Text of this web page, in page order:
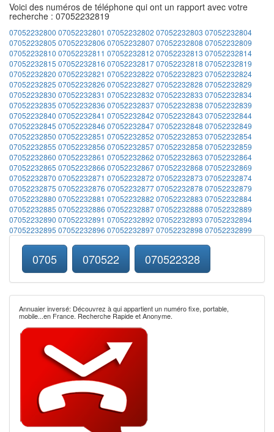
Voici des numéros de téléphone qui ont un rapport avec votre
recherche : 07052232819
07052232800 07052232801 07052232802 07052232803 07052232804
07052232805 07052232806 0705223280707052232808 07052232809
07052232810 07052232811 07052232812 07052232813 07052232814
07052232815 07052232816 0705223281707052232818 07052232819
07052232820 07052232821 07052232822 07052232823 07052232824
07052232825 07052232826 0705223282707052232828 07052232829
07052232830 07052232831 07052232832 07052232833 07052232834
07052232835 07052232836 0705223283707052232838 07052232839
07052232840 07052232841 07052232842 07052232843 07052232844
07052232845 07052232846 0705223284707052232848 07052232849
07052232850 07052232851 07052232852 07052232853 07052232854
07052232855 07052232856 0705223285707052232858 07052232859
07052232860 07052232861 07052232862 07052232863 07052232864
07052232865 07052232866 0705223286707052232868 07052232869
07052232870 07052232871 07052232872 07052232873 07052232874
07052232875 07052232876 0705223287707052232878 07052232879
07052232880 07052232881 07052232882 07052232883 07052232884
07052232885 07052232886 0705223288707052232888 07052232889
07052232890 07052232891 07052232892 07052232893 07052232894
07052232895 07052232896 0705223289707052232898 07052232899
0705 070522 070522328
Annuaier inversé: Découvrez à qui appartient un numéro fixe, portable,
mobile...en France. Recherche Rapide et Anonyme.